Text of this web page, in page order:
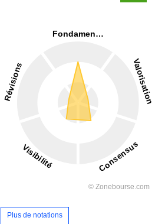
Plus de notations